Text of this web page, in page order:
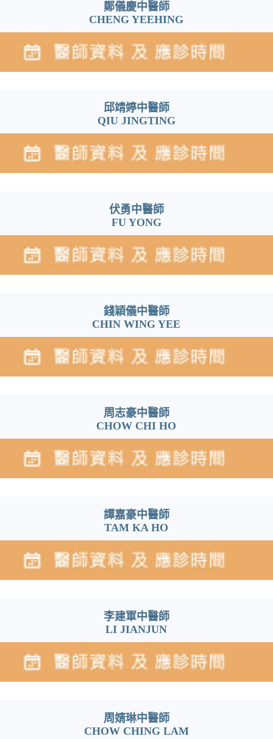
鄭儀慶中醫師
CHENG YEEHING
邱靖婷中醫師
QIU JINGTING
伏勇中醫師
FU YONG
錢穎儀中醫師
CHIN WING YEE
周志豪中醫師
CHOW CHI HO
譚嘉豪中醫師
TAM KA HO
李建軍中醫師
LI JIANJUN
周婧琳中醫師
CHOW CHING LAM